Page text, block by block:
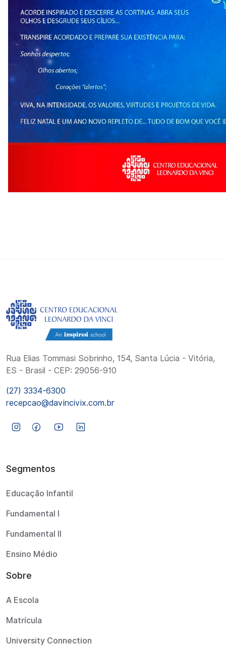
Rua Elias Tommasi Sobrinho, 154, Santa Lúcia - Vitória,
ES - Brasil - CEP: 29056-910
(27) 3334-6300
recepcao@davincivix.com.br
Segmentos
Educação Infantil
Fundamental I
Fundamental II
Ensino Médio
Sobre
A Escola
Matrícula
University Connection